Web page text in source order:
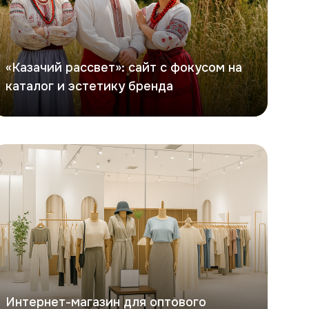
«Казачий рассвет»: сайт с фокусом на
каталог и эстетику бренда
Интернет-магазин для оптового